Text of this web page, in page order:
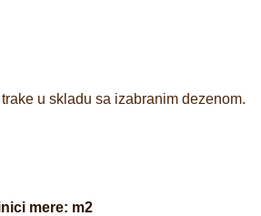
u skladu sa izabranim dezenom.
mere: m2